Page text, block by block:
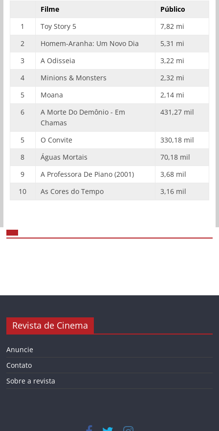
Filme
Público
1
Toy Story 5
7,82 mi
2
Homem-Aranha: Um Novo Dia
5,31 mi
3
A Odisseia
3,22 mi
4
Minions & Monsters
2,32 mi
5
Moana
2,14 mi
6
A Morte Do Demônio - Em
Chamas
431,27 mil
5 O Convite
330,18 mil
8
Águas Mortais
70,18 mil
9
A Professora De Piano (2001)
3,68 mil
10
As Cores do Tempo 3,16 mil
Revista de Cinema
Anuncie
Contato
Sobre a revista